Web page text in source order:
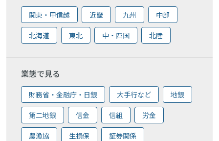
関東・甲信越 近畿 九州 中部
北海道 東北 中・四国 北陸
業態で見る
財務省・金融庁・日銀 大手行など 地銀
第二地銀 信金 信組 労金
農漁協 生損保 証券関係